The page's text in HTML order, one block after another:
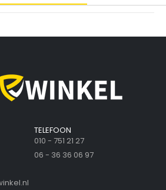
TELEFOON
010 - 751 21 27
06 - 36 36 06 97